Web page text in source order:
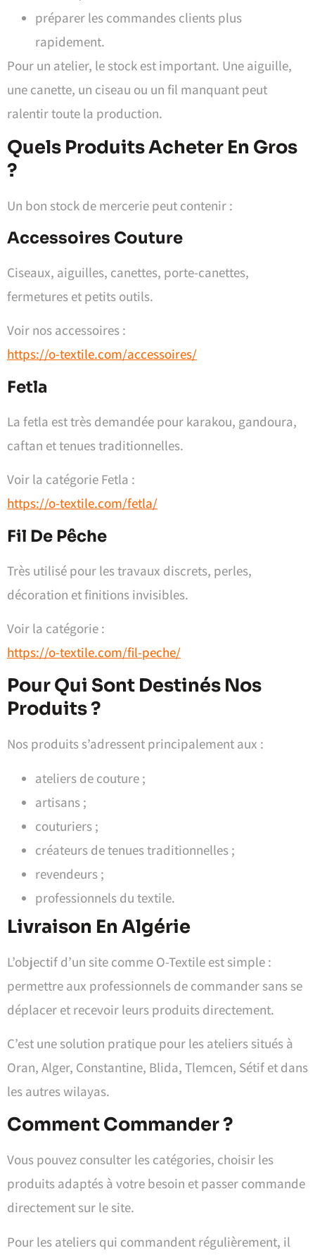
préparer les commandes clients plus
rapidement.
Pour un atelier, le stock est important. Une aiguille,
une canette, un ciseau ou un fil manquant peut
ralentir toute la production.
Quels Produits Acheter En Gros
?
Un bon stock de mercerie peut contenir :
Accessoires Couture
Ciseaux, aiguilles, canettes, porte-canettes,
fermetures et petits outils.
Voir nos accessoires :
https://o-textile.com/accessoires/
Fetla
La fetla est très demandée pour karakou, gandoura,
caftan et tenues traditionnelles.
Voir la catégorie Fetla :
https://o-textile.com/fetla/
Fil De Pêche
Très utilisé pour les travaux discrets, perles,
décoration et finitions invisibles.
Voir la catégorie :
https://o-textile.com/fil-peche/
Pour Qui Sont Destinés Nos
Produits ?
Nos produits s’adressent principalement aux :
ateliers de couture ;
artisans ;
couturiers ;
créateurs de tenues traditionnelles ;
revendeurs ;
professionnels du textile.
Livraison En Algérie
L’objectif d’un site comme O-Textile est simple :
permettre aux professionnels de commander sans se
déplacer et recevoir leurs produits directement.
C’est une solution pratique pour les ateliers situés à
Oran, Alger, Constantine, Blida, Tlemcen, Sétif et dans
les autres wilayas.
Comment Commander ?
Vous pouvez consulter les catégories, choisir les
produits adaptés à votre besoin et passer commande
directement sur le site.
Pour les ateliers qui commandent régulièrement, il